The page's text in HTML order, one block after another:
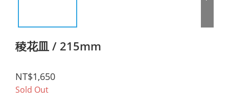
稜花皿 / 215mm
NT$1,650
Sold Out